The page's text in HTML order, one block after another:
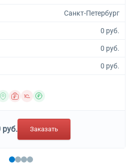
Санкт-Петербург
0 руб.
0 руб.
0 руб.
руб. Заказать